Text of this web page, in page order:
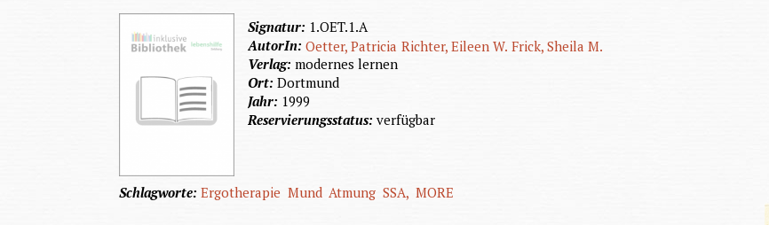
Signatur: 1.OET.1.A
AutorIn:Oetter, Patricia Richter, Eileen W. Frick, Sheila M.
Verlag:modernes lernen
Ort:Dortmund
Jahr: 1999
Reservierungsstatus:verfügbar
Schlagworte:Ergotherapie Mund Atmung SSA, MORE